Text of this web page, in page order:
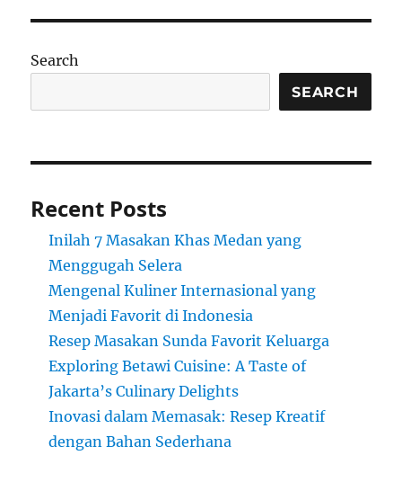
Search
SEARCH
Recent Posts
Inilah 7 Masakan Khas Medan yang
Menggugah Selera
Mengenal Kuliner Internasional yang
Menjadi Favorit di Indonesia
Resep Masakan Sunda Favorit Keluarga
Exploring Betawi Cuisine: A Taste of
Jakarta’s Culinary Delights
Inovasi dalam Memasak: Resep Kreatif
dengan Bahan Sederhana